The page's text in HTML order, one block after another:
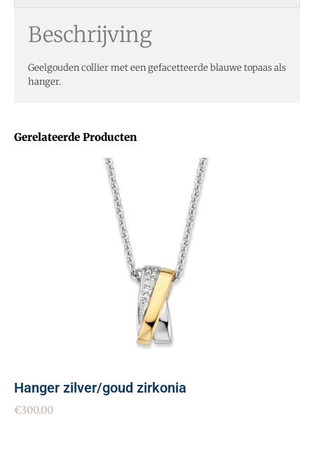
Gerelateerde Producten
Hanger zilver/goud zirkonia
€300.00
Beschrijving
Geelgouden collier met een gefacetteerde blauwe topaas als
hanger.